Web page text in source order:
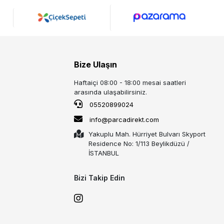
Bize Ulaşın
Haftaiçi 08:00 - 18:00 mesai saatleri
arasında ulaşabilirsiniz.
05520899024
info@parcadirekt.com
Yakuplu Mah. Hürriyet Bulvarı Skyport
Residence No: 1/113 Beylikdüzü /
İSTANBUL
Bizi Takip Edin